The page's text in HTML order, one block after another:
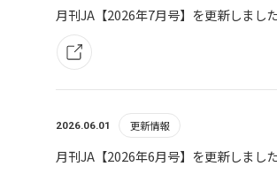
月刊JA【2026年7月号】を更新しました
2026.06.01 更新情報
月刊JA【2026年6月号】を更新しました